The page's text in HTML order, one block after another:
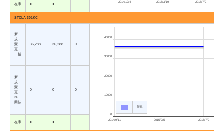
2014/12/4 2015/3/19 2015/7/2
在庫 ○ ○
STOLA 301KC
新
規・
変
更・
一括
36,288 36,288 0
2014/9/11 2015/2/5 2015/7/2
0
10000
20000
30000
40000
新規
新
規・
変
更・
36
回払
0 0 0
在庫 ○ ○